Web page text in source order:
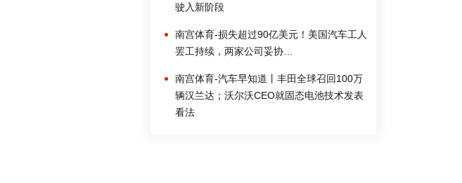
驶入新阶段
南宫体育-损失超过90亿美元！美国汽车工人
罢工持续，两家公司妥协…
南宫体育-汽车早知道丨丰田全球召回100万
辆汉兰达；沃尔沃CEO就固态电池技术发表
看法